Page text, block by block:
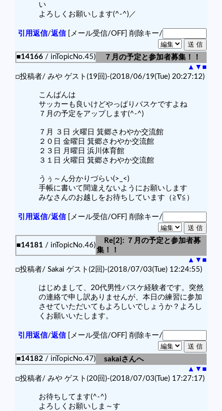
い
よろしくお願いします(^-^)／
引用返信/返信[メール受信/OFF] 削除キー/
■14166 / inTopicNo.45)
７月の予定と参加者募集！！
▲ ▼ ■
□投稿者/ みや ゲスト(19回)-(2018/06/19(Tue) 20:27:12)
こんばんは
サッカーも良いけどやっぱりバスケですよね
７月の予定をアップします(^-^)
７月 ３日 火曜日 箕郷さわやか交流館
２０日 金曜日 箕郷さわやか交流館
２３日 月曜日 浜川体育館
３１日 火曜日 箕郷さわやか交流館
うぅ～ん分かりづらい(>_<)
手帳に書いて間違えないようにお願いします
みなさんのお越しをお待ちしています（≧∇≦）
引用返信/返信[メール受信/OFF] 削除キー/
■14181 / inTopicNo.46)
Re[2]: ７月の予定と参加者募
集！！
▲ ▼ ■
□投稿者/ Sakai ゲスト(2回)-(2018/07/03(Tue) 12:24:55)
はじめまして、20代男性バスケ経験者です。突然
の連絡で申し訳ありませんが、本日の練習に参加
させていただいてもよろしいでしょうか？よろし
くお願いいたします。
引用返信/返信[メール受信/OFF] 削除キー/
■14182 / inTopicNo.47)
sakaiさんへ
▲ ▼ ■
□投稿者/ みや ゲスト(20回)-(2018/07/03(Tue) 17:27:17)
お待ちしてます(^-^)
よろしくお願いしま～す